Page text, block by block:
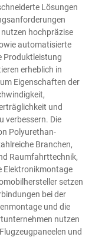
Lösungen
hochpräzise
automatisierte
Produktleistung
erheblich in
Eigenschaften der
und
verbessern. Die
Polyurethan-
Branchen,
Raumfahrttechnik,
Elektronikmontage
setzen
bei der
und die
nutzen
und